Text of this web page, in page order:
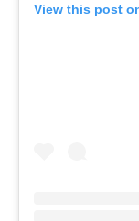
View this post